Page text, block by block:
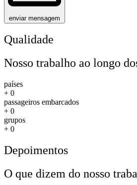
enviar mensagem
Qualidade
Nosso trabalho ao longo
países
+ 0
passageiros embarcados
+ 0
grupos
+ 0
Depoimentos
O que dizem do nosso